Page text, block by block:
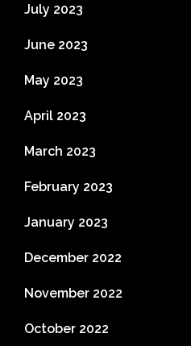
July 2023
June 2023
May 2023
April 2023
March 2023
February 2023
January 2023
December 2022
November 2022
October 2022